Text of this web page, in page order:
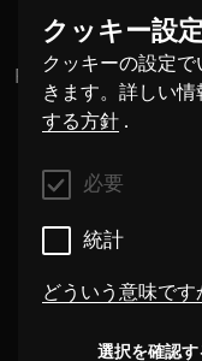
クッキー設
クッキーの設定
きます。詳しい情
する方針 .
必要
統計
どういう意味です
選択を確認す
Pintu Padihar